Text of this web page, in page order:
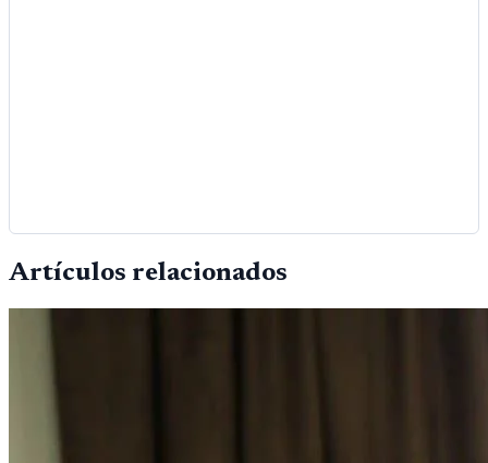
Artículos relacionados